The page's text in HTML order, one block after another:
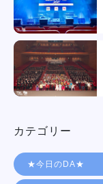
カテゴリー
★今日のDA★